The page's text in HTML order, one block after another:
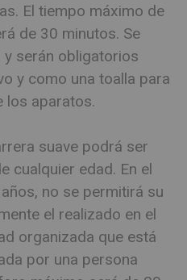
El tiempo máximo de
de 30 minutos. Se
serán obligatorios
y como una toalla para
los aparatos.
suave podrá ser
cualquier edad. En el
no se permitirá su
el realizado en el
organizada que está
por una persona